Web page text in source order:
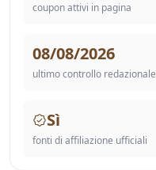
coupon attivi in pagina
08/08/2026
ultimo controllo redazionale
Sì
fonti di affiliazione ufficiali